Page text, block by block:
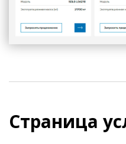
Страница